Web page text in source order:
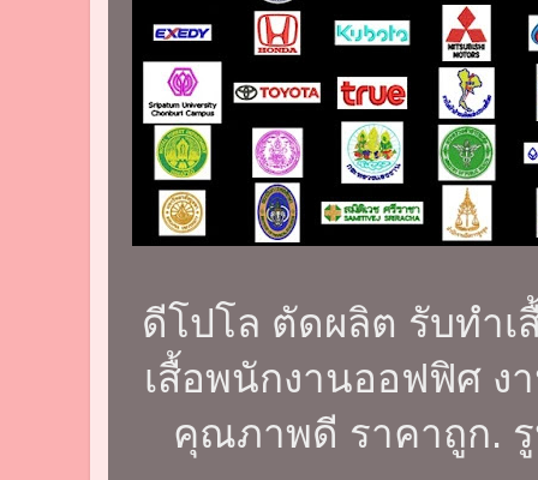
ดีโปโล ตัดผลิต รับทำ
เสื้อพนักงานออฟฟิศ ง
คุณภาพดี ราคาถูก.